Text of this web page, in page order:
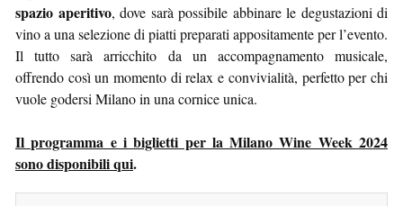
spazio aperitivo, dove sarà possibile abbinare le degustazioni di
vino a una selezione di piatti preparati appositamente per l’evento.
Il tutto sarà arricchito da un accompagnamento musicale,
offrendo così un momento di relax e convivialità, perfetto per chi
vuole godersi Milano in una cornice unica.
Il programma e i biglietti per la Milano Wine Week 2024
sono disponibili qui.